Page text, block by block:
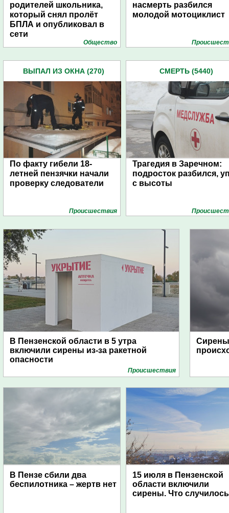
родителей школьника,
который снял пролёт
БПЛА и опубликовал в
сети
Общество
насмерть разбился
молодой мотоциклист
ВЫПАЛ ИЗ ОКНА (270)
По факту гибели 18-
летней пензячки начали
проверку следователи
Проиcшествия
СМЕРТЬ (5440)
Трагедия в Заречном:
подросток разбился,
с высоты
В Пензенской области в 5 утра
включили сирены из-за ракетной
опасности
Проиcшествия
Сирены
В Пензе сбили два
беспилотника – жертв нет
15 июля в Пензенской
области включили
сирены. Что